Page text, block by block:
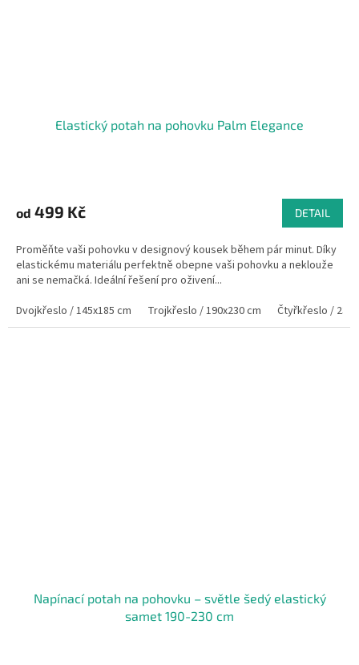
Elastický potah na pohovku Palm Elegance
od 499 Kč DETAIL
Proměňte vaši pohovku v designový kousek během pár minut. Díky
elastickému materiálu perfektně obepne vaši pohovku a neklouže
ani se nemačká. Ideální řešení pro oživení...
Dvojkřeslo / 145x185 cm
Trojkřeslo / 190x230 cm Čtyřkřeslo /
Napínací potah na pohovku – světle šedý elastický
samet 190-230 cm